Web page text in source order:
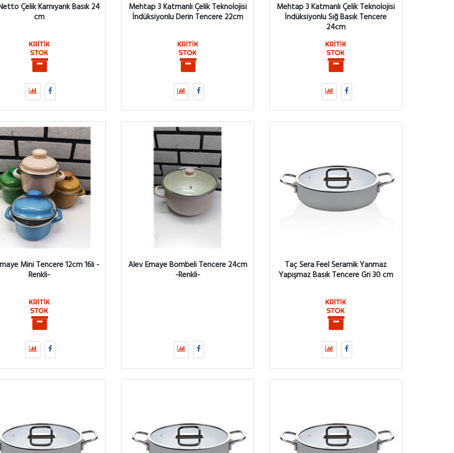
Çelik Karnıyarık Basık 24
cm
Mehtap 3 Katmanlı Çelik Teknolojisi
İndüksiyonlu Derin Tencere 22cm
Mehtap 3 Katmanlı Çelik Teknolojisi
İndüksiyonlu Sığ Basık Tencere
24cm
Mini Tencere 12cm 16lı -
Renkli-
Alev Emaye Bombeli Tencere 24cm
-Renkli-
Taç Sera Feel Seramik Yanmaz
Yapışmaz Basık Tencere Gri 30 cm